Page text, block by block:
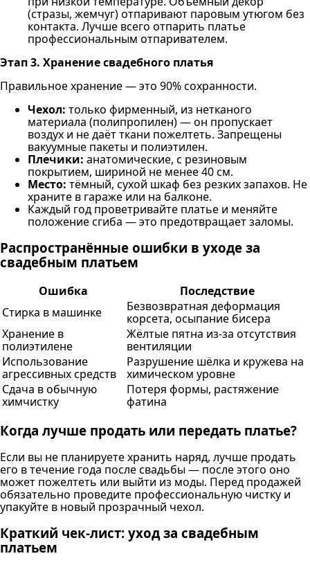
(стразы, жемчуг) отпаривают паровым утюгом без
контакта. Лучше всего отпарить платье
профессиональным отпаривателем.
Этап 3. Хранение свадебного платья
Правильное хранение — это 90% сохранности.
Чехол: только фирменный, из нетканого
материала (полипропилен) — он пропускает
воздух и не даёт ткани пожелтеть. Запрещены
вакуумные пакеты и полиэтилен.
Плечики: анатомические, с резиновым
покрытием, шириной не менее 40 см.
Место: тёмный, сухой шкаф без резких запахов. Не
храните в гараже или на балконе.
Каждый год проветривайте платье и меняйте
положение сгиба — это предотвращает заломы.
Распространённые ошибки в уходе за
свадебным платьем
Ошибка
Последствие
Стирка в машинке
Безвозвратная деформация
корсета, осыпание бисера
Хранение в
полиэтилене
Жёлтые пятна из-за отсутствия
вентиляции
Использование
агрессивных средств
Разрушение шёлка и кружева на
химическом уровне
Сдача в обычную
химчистку
Потеря формы, растяжение
фатина
Когда лучше продать или передать платье?
Если вы не планируете хранить наряд, лучше продать
его в течение года после свадьбы — после этого оно
может пожелтеть или выйти из моды. Перед продажей
обязательно проведите профессиональную чистку и
упакуйте в новый прозрачный чехол.
Краткий чек-лист: уход за свадебным
платьем